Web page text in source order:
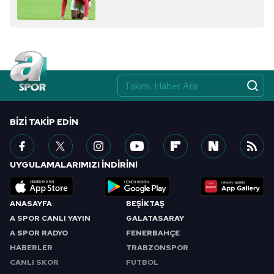
almak için lütfentıklayınız
ANASAYFA
A SPOR CANLI YAYIN
A SPOR RADYO
HABERLER
CANLI SKOR
BEŞİKTAŞ
GALATASARAY
FENERBAHÇE
TRABZONSPOR
FUTBOL
BIZI TAKIP EDIN
UYGULAMALARIMIZI İNDİRİN!